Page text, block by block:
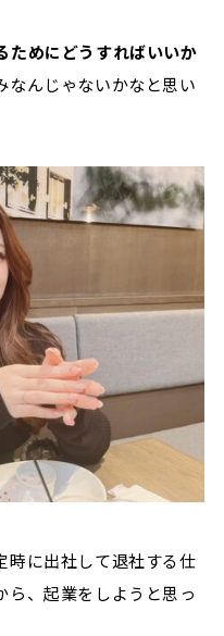
ためにどうすればいいか
なんじゃないかなと思い
時に出社して退社する仕
ら、起業をしようと思っ